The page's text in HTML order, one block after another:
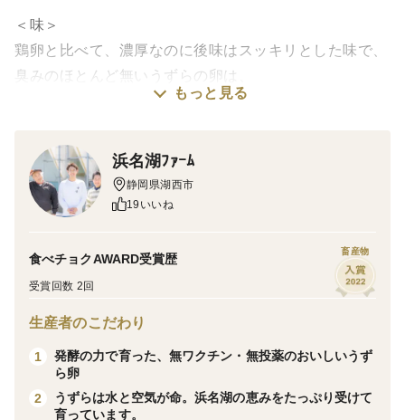
＜味＞
鶏卵と比べて、濃厚なのに後味はスッキリとした味で、
臭みのほとんど無いうずらの卵は、
そのまま食べてもしつこくなく、何個でも食べられてし
水煮卵は黄身のパサパサ感が無く、濃厚でとても美味し
いです！
サラダやおでん、煮物などに入れても合います。いろん
す。
日頃の料理にうずらの卵を使ってみませんか？
＜栽培のこだわり＞
浜名湖ファームのうずら卵の安全の秘訣は、「発酵の
力」。
伝統的な日本人の食生活のように、浜名湖ファームのう
もっと見る
浜名湖ﾌｧｰﾑ
静岡県湖西市
19いいね
食べチョクAWARD受賞歴
受賞回数 2回
畜産物
生産者のこだわり
1
発酵の力で育った、無ワクチン・無投薬のおいしいうず
ら卵
2
うずらは水と空気が命。浜名湖の恵みをたっぷり受けて
育っています。